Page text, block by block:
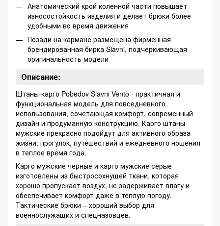
Анатомический крой коленной части повышает
износостойкость изделия и делает брюки более
удобными во время движения
Позади на кармане размещена фирменная
брендированная бирка Slavni, подчеркивающая
оригинальность модели
Описание:
Штаны-карго Pobedov Slavni Vento - практичная и
функциональная модель для повседневного
использования, сочетающая комфорт, современный
дизайн и продуманную конструкцию. Карго штаны
мужские прекрасно подойдут для активного образа
жизни, прогулок, путешествий и ежедневного ношения
в теплое время года.
Карго мужские черные и карго мужские серые
изготовлены ​​из быстросохнущей ткани, которая
хорошо пропускает воздух, не задерживает влагу и
обеспечивает комфорт даже в теплую погоду.
Тактические брюки – хороший выбор для
военнослужащих и спецназовцев.